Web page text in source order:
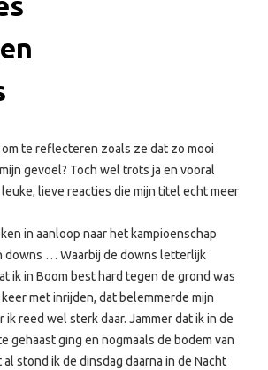
te reflecteren zoals ze dat zo mooi
gevoel? Toch wel trots ja en vooral
lieve reacties die mijn titel echt meer
in aanloop naar het kampioenschap
downs … Waarbij de downs letterlijk
ik in Boom best hard tegen de grond was
met inrijden, dat belemmerde mijn
ik reed wel sterk daar. Jammer dat ik in de
gehaast ging en nogmaals de bodem van
stond ik de dinsdag daarna in de Nacht